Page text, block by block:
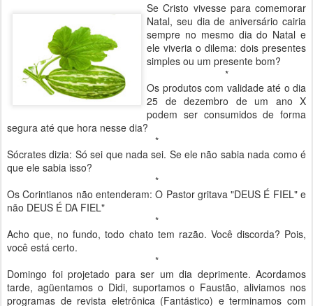
Se Cristo vivesse para comemorar
Natal, seu dia de aniversário cairia
sempre no mesmo dia do Natal e
ele viveria o dilema: dois presentes
simples ou um presente bom?
*
Os produtos com validade até o dia
25 de dezembro de um ano X
podem ser consumidos de forma
segura até que hora nesse dia?
*
Sócrates dizia: Só sei que nada sei. Se ele não sabia nada como é
que ele sabia isso?
*
Os Corintianos não entenderam: O Pastor gritava "DEUS É FIEL" e
não DEUS É DA FIEL"
*
Acho que, no fundo, todo chato tem razão. Você discorda? Pois,
você está certo.
*
Domingo foi projetado para ser um dia deprimente. Acordamos
tarde, agüentamos o Didi, suportamos o Faustão, aliviamos nos
programas de revista eletrônica (Fantástico) e terminamos com